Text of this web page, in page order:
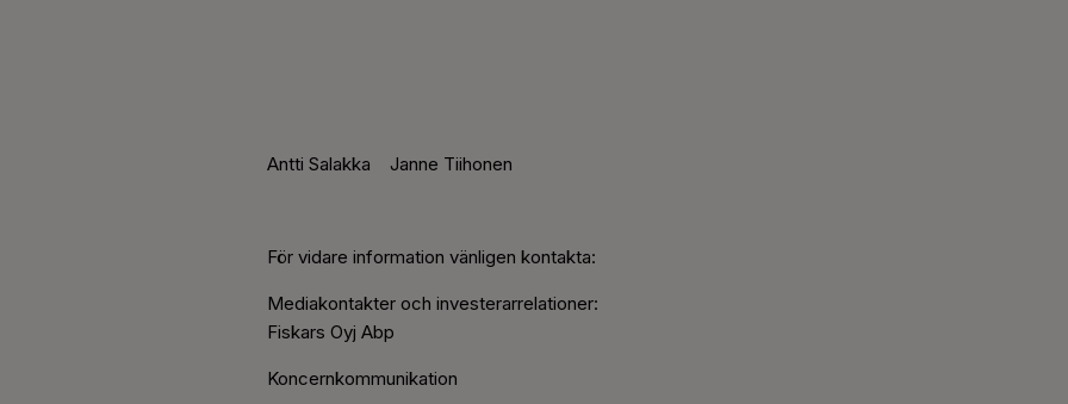
Antti Salakka Janne Tiihonen
För vidare information vänligen kontakta:
Mediakontakter och investerarrelationer:
Fiskars Oyj Abp
Koncernkommunikation